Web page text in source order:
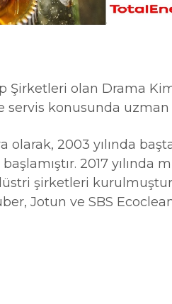
olan Drama Kimya
servis konusunda
2003 yılında başta
2017
şirketleri
Jotun ve SBS